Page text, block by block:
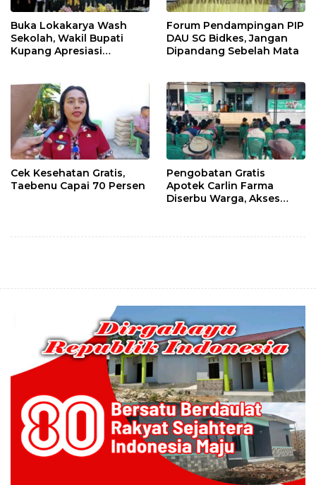
Buka Lokakarya Wash
Sekolah, Wakil Bupati
Kupang Apresiasi
Forum Pendampingan PIP
DAU SG Bidkes, Jangan
Dipandang Sebelah Mata
Cek Kesehatan Gratis,
Taebenu Capai 70 Persen
Pengobatan Gratis
Apotek Carlin Farma
Diserbu Warga, Akses